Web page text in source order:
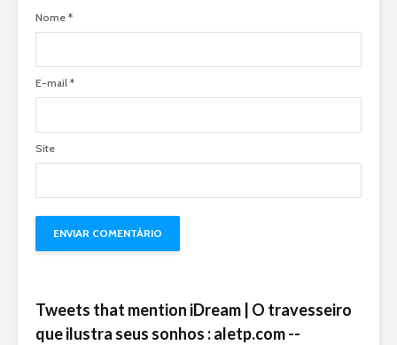
Nome *
E-mail *
Site
Tweets that mention iDream | O travesseiro
que ilustra seus sonhos : aletp.com --